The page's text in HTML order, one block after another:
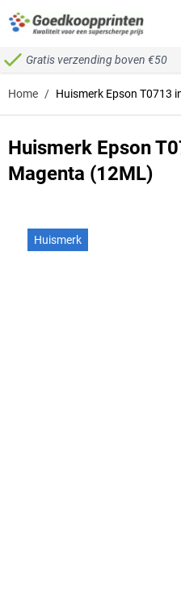
Ga naar de inhoud
Gratis verzending boven €50
Home / Huismerk Epson T0713
Huismerk Epson
Magenta (12ML)
Huismerk